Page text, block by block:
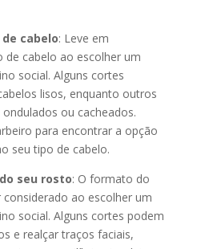
cabelo: Leve em
de cabelo ao escolher um
social. Alguns cortes
lisos, enquanto outros
ou cacheados.
para encontrar a opção
seu tipo de cabelo.
seu rosto: O formato do
ao escolher um
social. Alguns cortes podem
e realçar traços faciais,